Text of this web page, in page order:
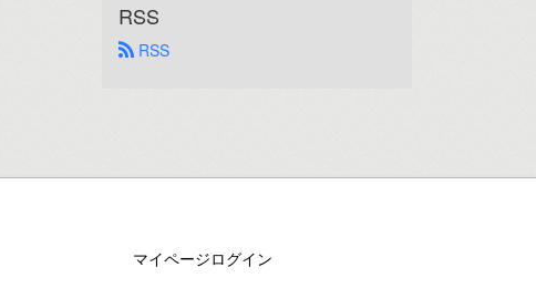
RSS
RSS
マイページログイン